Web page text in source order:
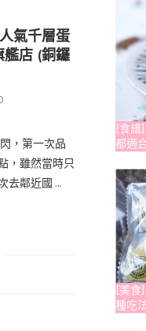
氣千層蛋
店 (銅鑼
，第一次品
，雖然當時只
去鄰近國 …
[食譜
都適
[美食
種吃